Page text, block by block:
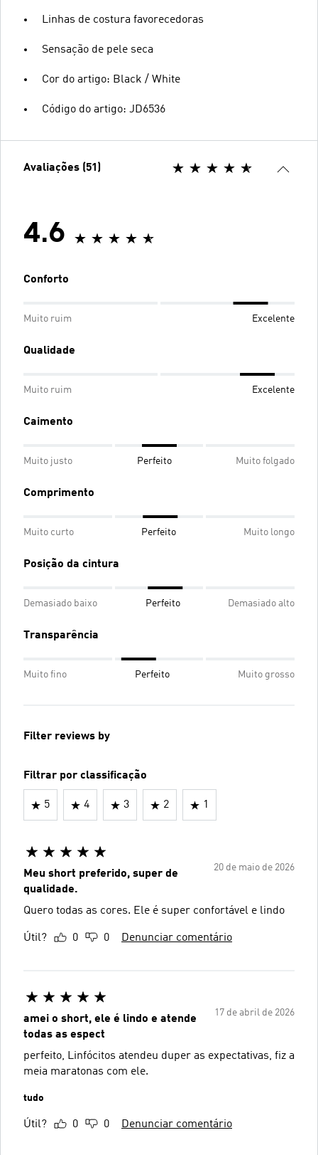
Linhas de costura favorecedoras
Sensação de pele seca
Cor do artigo: Black / White
Código do artigo: JD6536
Avaliações (51)
4.6
Conforto
Muito ruim Excelente
Qualidade
Muito ruim Excelente
Caimento
Muito justo Perfeito Muito folgado
Comprimento
Muito curto Perfeito Muito longo
Posição da cintura
Demasiado baixo Perfeito Demasiado alto
Transparência
Muito fino Perfeito Muito grosso
Filter reviews by
Filtrar por classificação
5 4 3 2 1
20 de maio de 2026
Meu short preferido, super de
qualidade.
Quero todas as cores. Ele é super confortável e lindo
Útil? 0 0 Denunciar comentário
17 de abril de 2026
amei o short, ele é lindo e atende
todas as espect
perfeito, Linfócitos atendeu duper as expectativas, fiz a
meia maratonas com ele.
tudo
Útil? 0 0 Denunciar comentário